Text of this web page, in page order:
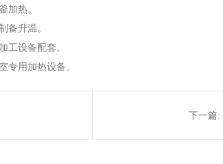
加热。
备升温。
工设备配套。
专用加热设备。
下一篇: